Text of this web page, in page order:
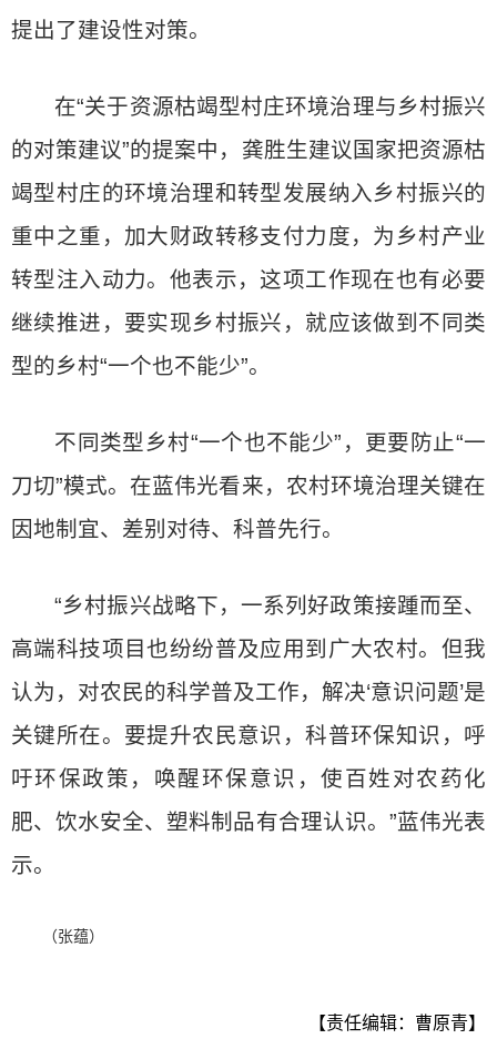
提出了建设性对策。
在“关于资源枯竭型村庄环境治理与乡村振兴
的对策建议”的提案中，龚胜生建议国家把资源枯
竭型村庄的环境治理和转型发展纳入乡村振兴的
重中之重，加大财政转移支付力度，为乡村产业
转型注入动力。他表示，这项工作现在也有必要
继续推进，要实现乡村振兴，就应该做到不同类
型的乡村“一个也不能少”。
不同类型乡村“一个也不能少”，更要防止“一
刀切”模式。在蓝伟光看来，农村环境治理关键在
因地制宜、差别对待、科普先行。
“乡村振兴战略下，一系列好政策接踵而至、
高端科技项目也纷纷普及应用到广大农村。但我
认为，对农民的科学普及工作，解决‘意识问题’是
关键所在。要提升农民意识，科普环保知识，呼
吁环保政策，唤醒环保意识，使百姓对农药化
肥、饮水安全、塑料制品有合理认识。”蓝伟光表
示。
（张蕴）
【责任编辑：曹原青】